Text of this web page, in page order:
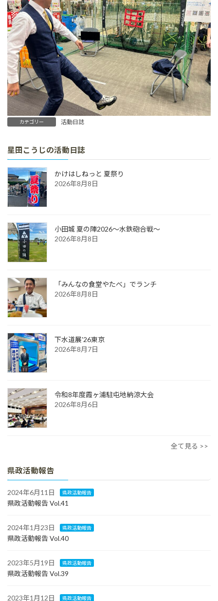
カテゴリー 活動日誌
星田こうじの活動日誌
かけはしねっと 夏祭り
2026年8月8日
小田城 夏の陣2026～水鉄砲合戦～
2026年8月8日
「みんなの食堂やたべ」でランチ
2026年8月8日
下水道展'26東京
2026年8月7日
令和8年度霞ヶ浦駐屯地納涼大会
2026年8月6日
全て見る >>
県政活動報告
2024年6月11日 県政活動報告
県政活動報告 Vol.41
2024年1月23日 県政活動報告
県政活動報告 Vol.40
2023年5月19日 県政活動報告
県政活動報告 Vol.39
2023年1月12日 県政活動報告